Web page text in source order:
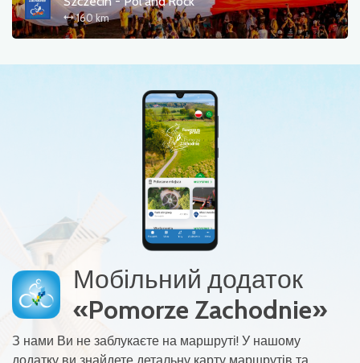
160 km
Мобільний додаток
«Pomorze Zachodnie»
З нами Ви не заблукаєте на маршруті! У нашому